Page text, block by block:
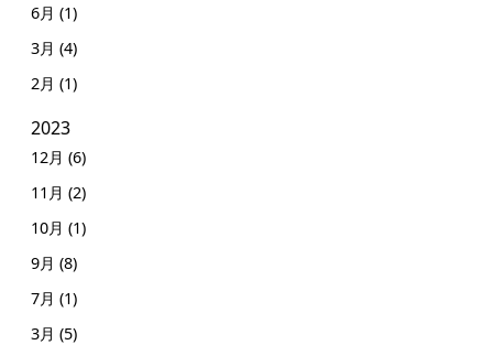
6月 (1)
3月 (4)
2月 (1)
2023
12月 (6)
11月 (2)
10月 (1)
9月 (8)
7月 (1)
3月 (5)